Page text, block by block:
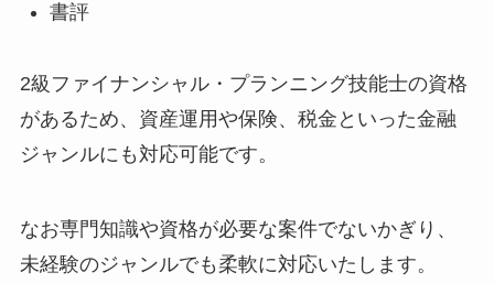
書評
2級ファイナンシャル・プランニング技能士の資格
があるため、資産運用や保険、税金といった金融
ジャンルにも対応可能です。
なお専門知識や資格が必要な案件でないかぎり、
未経験のジャンルでも柔軟に対応いたします。